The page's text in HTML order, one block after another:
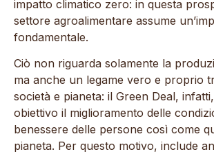
impatto climatico zero: in questa
settore agroalimentare assume
fondamentale.
Ciò non riguarda solamente la
ma anche un legame vero e proprio
società e pianeta: il Green Deal,
obiettivo il miglioramento delle
benessere delle persone così come
pianeta. Per questo motivo, include